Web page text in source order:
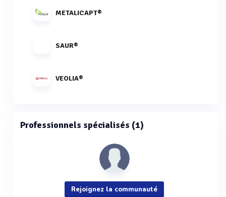
METALICAPT®
SAUR®
VEOLIA®
Professionnels spécialisés (1)
Rejoignez la communauté